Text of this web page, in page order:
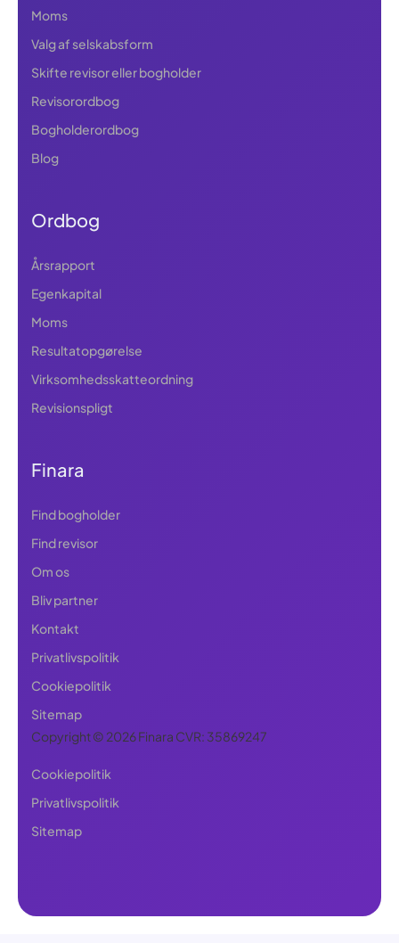
Moms
Valg af selskabsform
Skifte revisor eller bogholder
Revisorordbog
Bogholderordbog
Blog
Ordbog
Årsrapport
Egenkapital
Moms
Resultatopgørelse
Virksomhedsskatteordning
Revisionspligt
Finara
Find bogholder
Find revisor
Om os
Bliv partner
Kontakt
Privatlivspolitik
Cookiepolitik
Sitemap
Copyright © 2026 Finara CVR: 35869247
Cookiepolitik
Privatlivspolitik
Sitemap